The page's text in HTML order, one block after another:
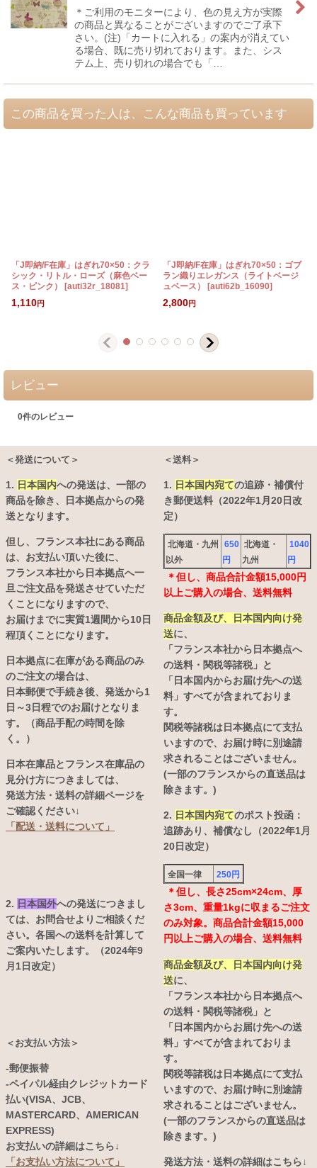
＊ご利用のモニターにより、色の見え方が実際
の商品と異なることがございますのでご了承下
さい。(注)「カートに入れる」の案内が消えてい
る場合、既に売り切れております。また、シス
テム上、売り切れの場合でも「…
この商品を買った人は、こんな商品も買っています
「J即納/F在庫」はぎれ70×50：クラ
シック・リトル・ローズ（麻色ベー
ス・ピンク）
[auti32r_18081]
1,110円
「J即納/F在庫」はぎれ70×50：ゴブ
ラン織りエレガンス（ライトベージ
ュベース）
[auti62b_16090]
2,800円
レビュー
0件のレビュー
＜発送について＞
1. 日本国内への発送は、 一部の
商品を除き、日本拠点からの発
送となります。
但し、フランス本社にある商品
は、お支払い頂いた後に、
フランス本社から日本拠点へ一
旦ご注文品を発送させていただ
くことになりますので、
お届けまでに実質1週間から10日
程頂くことになります。
日本拠点に在庫がある商品のみ
のご注文の場合は、
日本郵便で手続き後、発送から1
日～3日程でのお届けとなりま
す。（商品手配の時間を除
く。）
日本在庫品とフランス在庫品の
見分け方につきましては、
発送方法・送料の詳細ページを
ご確認ください↓
「配送・送料について」
2. 日本国外への発送につきまし
ては、お問合せよりご相談くだ
さい。各国への送料を計算して
ご案内いたします。（2024年9
月1日改定）
＜お支払い方法＞
-郵便振替
-ペイパル経由クレジットカード
払い(VISA、JCB、
MASTERCARD、AMERICAN
EXPRESS)
お支払いの詳細はこちら↓
「お支払い方法について」
＜送料＞
1. 日本国内宛ての追跡・補償付
き郵便送料（2022年1月20日改
定）
北海道・九州
以外
650
円
北海道・
九州
1040
円
＊但し、商品合計金額15,000円
以上ご購入の場合、送料無料
商品金額及び、日本国内向け発
送に、
「フランス本社から日本拠点へ
の送料・関税等諸税」と
「日本国内からお届け先への送
料」すべてが含まれておりま
す。
関税等諸税は日本拠点にて支払
いますので、お届け時に別途請
求されることはございません。
(一部のフランスからの直送品は
除きます。)
2. 日本国内宛てのポスト投函：
追跡あり、補償なし（2022年1月
20日改定）
全国一律 250円
＊但し、長さ25cm×24cm、厚
さ3cm、重量1kgに収まるご注文
のみ対象。商品合計金額15,000
円以上ご購入の場合、送料無料
商品金額及び、日本国内向け発
送に、
「フランス本社から日本拠点へ
の送料・関税等諸税」と
「日本国内からお届け先への送
料」すべてが含まれておりま
す。
関税等諸税は日本拠点にて支払
いますので、お届け時に別途請
求されることはございません。
(一部のフランスからの直送品は
除きます。)
発送方法・送料の詳細はこちら↓